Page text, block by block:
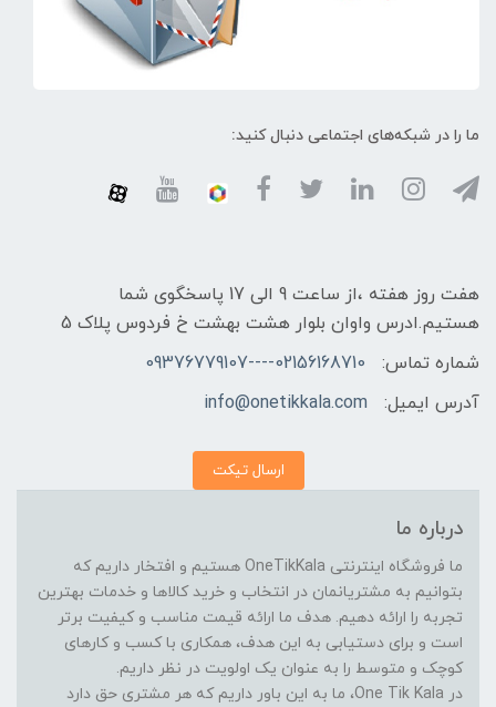
ما را در شبکه‌های اجتماعی دنبال کنید:
هفت روز هفته ،از ساعت 9 الی 17 پاسخگوی شما
هستیم.ادرس واوان بلوار هشت بهشت خ فردوس پلاک 5
شماره تماس:
02156168710----09376779107
آدرس ایمیل:
info@onetikkala.com
ارسال تیکت
درباره ما
ما فروشگاه اینترنتی OneTikKala هستیم و افتخار داریم که
بتوانیم به مشتریانمان در انتخاب و خرید کالاها و خدمات بهترین
تجربه را ارائه دهیم. هدف ما ارائه قیمت مناسب و کیفیت برتر
است و برای دستیابی به این هدف، همکاری با کسب و کارهای
کوچک و متوسط را به عنوان یک اولویت در نظر داریم.
در One Tik Kala، ما به این باور داریم که هر مشتری حق دارد